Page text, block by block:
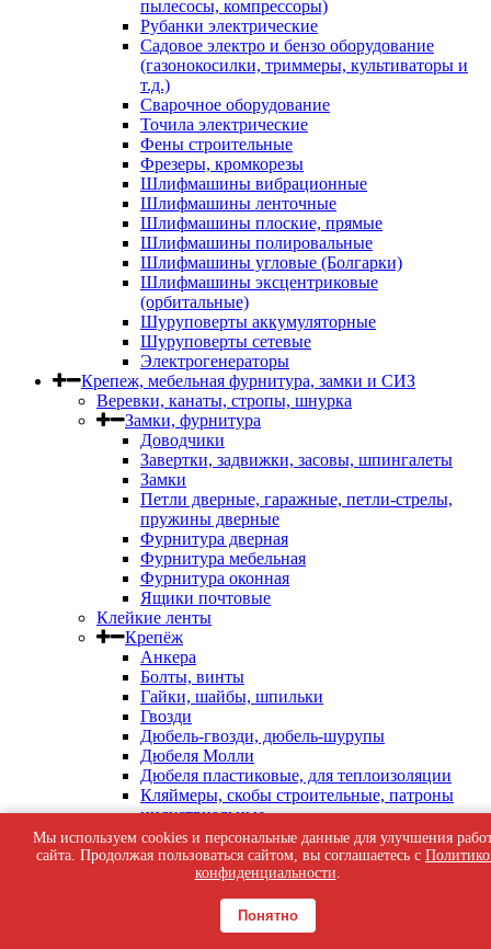
пылесосы, компрессоры)
Рубанки электрические
Садовое электро и бензо оборудование
(газонокосилки, триммеры, культиваторы и
т.д.)
Сварочное оборудование
Точила электрические
Фены строительные
Фрезеры, кромкорезы
Шлифмашины вибрационные
Шлифмашины ленточные
Шлифмашины плоские, прямые
Шлифмашины полировальные
Шлифмашины угловые (Болгарки)
Шлифмашины эксцентриковые
(орбитальные)
Шуруповерты аккумуляторные
Шуруповерты сетевые
Электрогенераторы
Крепеж, мебельная фурнитура, замки и СИЗ
Веревки, канаты, стропы, шнурка
Замки, фурнитура
Доводчики
Завертки, задвижки, засовы, шпингалеты
Замки
Петли дверные, гаражные, петли-стрелы,
пружины дверные
Фурнитура дверная
Фурнитура мебельная
Фурнитура оконная
Ящики почтовые
Клейкие ленты
Крепёж
Анкера
Болты, винты
Гайки, шайбы, шпильки
Гвозди
Дюбель-гвозди, дюбель-шурупы
Дюбеля Молли
Дюбеля пластиковые, для теплоизоляции
Кляймеры, скобы строительные, патроны
индустриальные
Перфорированный крепеж
Саморезы кровельные
Саморезы оконные, по бетону
Саморезы черные
Мы используем cookies и персональные данные для улучшения
сайта. Продолжая пользоваться сайтом, вы соглашаетесь с
конфиденциальности.
Понятно